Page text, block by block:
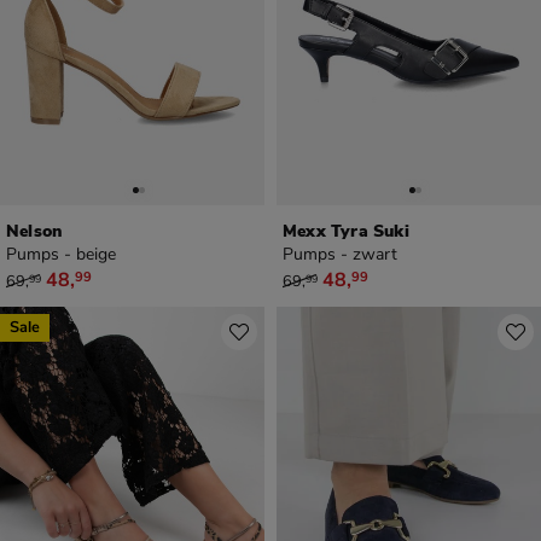
Nelson
Pumps - beige
van € 69,99 voor € 48,99
69,99 48,99
Mexx Tyra Suki
Pumps - zwart
van € 69,99 voor € 48,99
69,99 48,99
Sale